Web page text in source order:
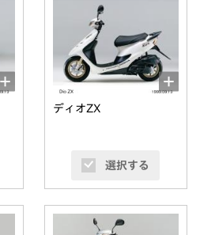
ディオZX
選択する